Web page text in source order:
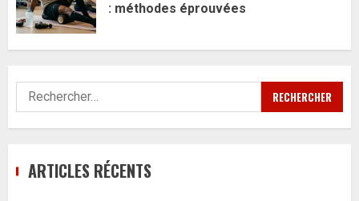
: méthodes éprouvées
Rechercher :
ARTICLES RÉCENTS